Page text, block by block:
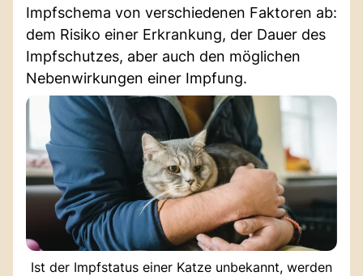
Impfschema von verschiedenen Faktoren ab:
dem Risiko einer Erkrankung, der Dauer des
Impfschutzes, aber auch den möglichen
Nebenwirkungen einer Impfung.
Ist der Impfstatus einer Katze unbekannt, werden